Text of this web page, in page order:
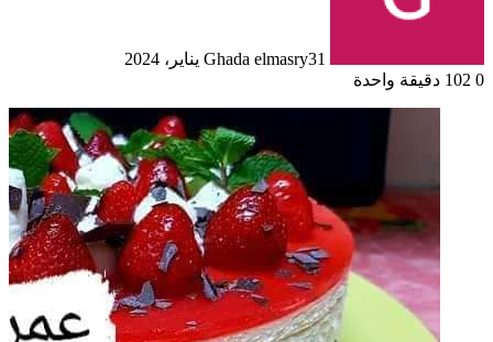
Ghada elmasry31 يناير، 2024
0
دقيقة واحدة